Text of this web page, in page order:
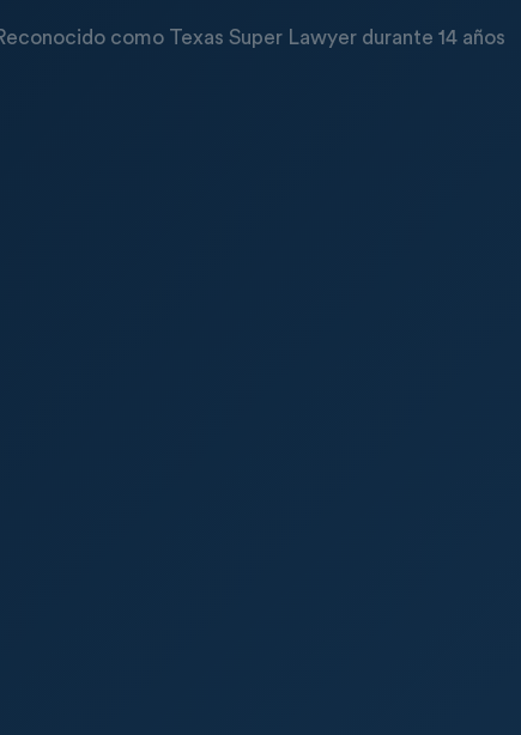
como Texas Super Lawyer durante 14 años